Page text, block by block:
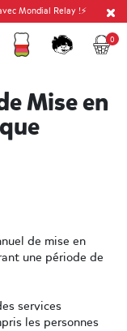
Mondial Relay !⚡
Fidélité Panier
0
Mise en
de mise en
une période de
services
les personnes